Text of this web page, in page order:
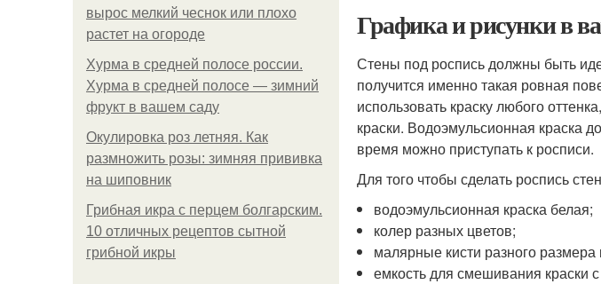
вырос мелкий чеснок или плохо
растет на огороде
Хурма в средней полосе россии.
Хурма в средней полосе — зимний
фрукт в вашем саду
Окулировка роз летняя. Как
размножить розы: зимняя прививка
на шиповник
Грибная икра с перцем болгарским.
10 отличных рецептов сытной
грибной икры
Графика и рисунки в
Стены под роспись должны быть
получится именно такая ровная
использовать краску любого
краски. Водоэмульсионная краска
время можно приступать к росписи.
Для того чтобы сделать роспись
водоэмульсионная краска белая;
колер разных цветов;
малярные кисти разного
емкость для смешивания краски